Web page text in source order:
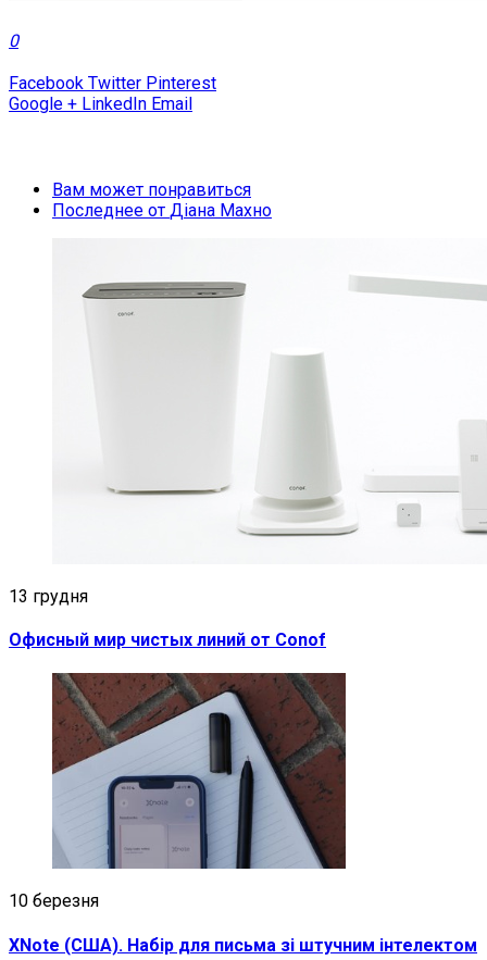
0
Facebook Twitter Pinterest
Google + LinkedIn Email
Вам может понравиться
Последнее от Діана Махно
13 грудня
Офисный мир чистых линий от Conof
10 березня
XNote (США). Набір для письма зі штучним інтелектом